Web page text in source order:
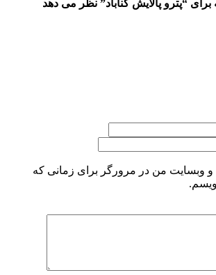
برای “پترو پالایش گناباد” نظر می دهد
و وبسایت من در مرورگر برای زمانی که